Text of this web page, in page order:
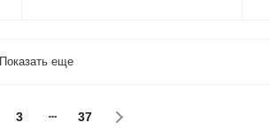
Показать еще
3 37